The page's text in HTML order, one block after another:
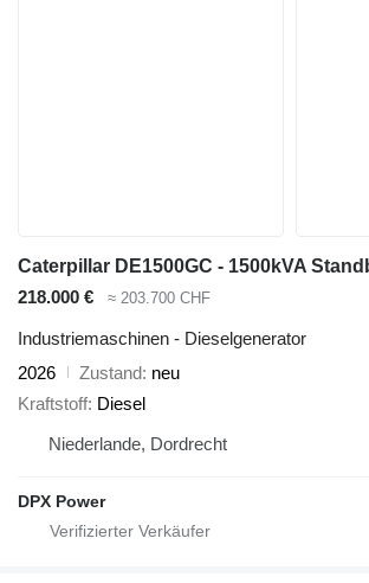
218.000 € ≈ 203.700 CHF
Industriemaschinen - Dieselgenerator
2026
Zustand neu
Kraftstoff Diesel
Niederlande, Dordrecht
DPX Power